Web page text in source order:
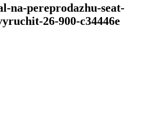
na-pereprodazhu-seat-
26-900-c34446e